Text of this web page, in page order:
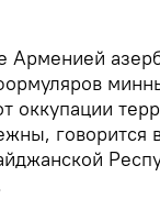
Арменией
оккупации
говорится